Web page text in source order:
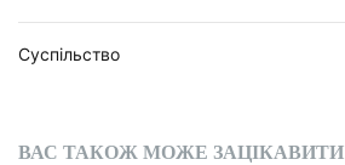
Суспільство
ВАС ТАКОЖ МОЖЕ ЗАЦІКАВИТИ